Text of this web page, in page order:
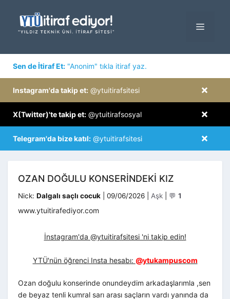
MENÜ
Sen de İtiraf Et: "Anonim" tıkla itiraf yaz.
×
Instagram'da takip et: @ytuitirafsitesi
×
X(Twitter)'te takip et: @ytuitirafsosyal
×
Telegram'da bize katıl: @ytuitirafsitesi
OZAN DOĞULU KONSERINDEKI KIZ
Nick: Dalgalı saçlı cocuk 09/06/2026 Kategoriler
Aşk 💬 1
www.ytuitirafediyor.com
İnstagram'da @ytuitirafsitesi 'ni takip edin!
YTÜ'nün öğrenci Insta hesabı: @ytukampuscom
Ozan doğulu konserinde onundeydim arkadaşlarımla ,sen
de beyaz tenli kumral sarı arası saçların vardı yanında da